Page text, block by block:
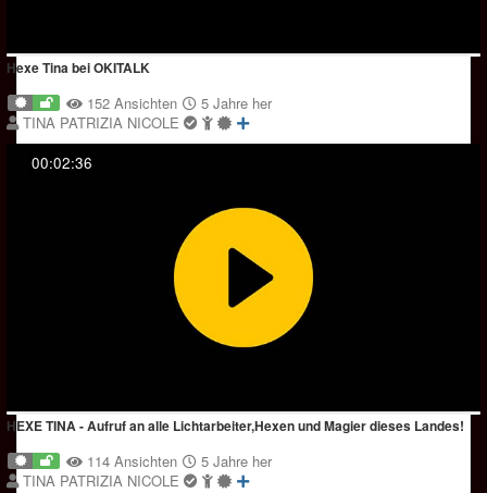
Hexe Tina bei OKITALK
152 Ansichten
5 Jahre her
TINA PATRIZIA NICOLE
00:02:36
HEXE TINA - Aufruf an alle Lichtarbeiter,Hexen und Magier dieses Landes!
114 Ansichten
5 Jahre her
TINA PATRIZIA NICOLE